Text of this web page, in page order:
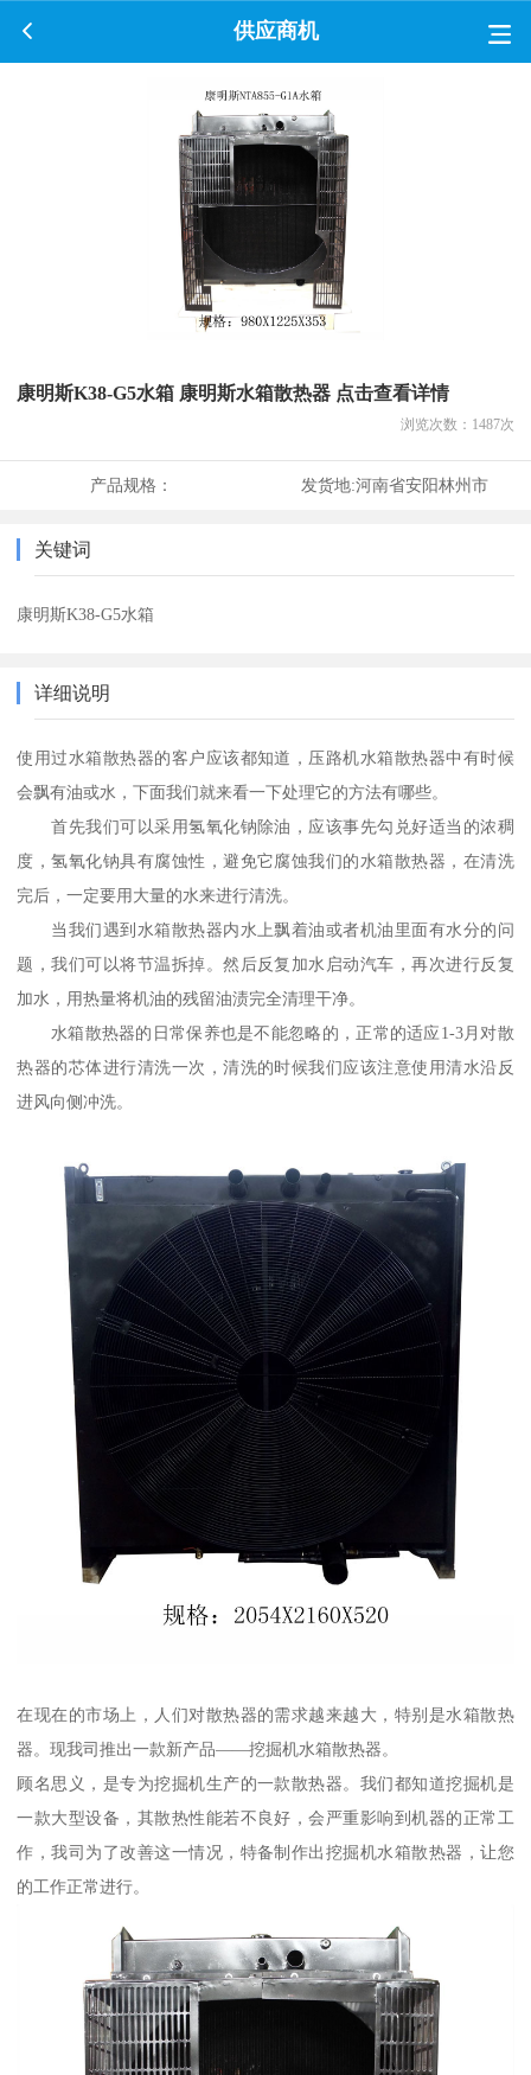
供应商机
康明斯K38-G5水箱 康明斯水箱散热器 点击查看详情
浏览次数： 1487次
产品规格： 发货地:河南省安阳林州市
关键词
康明斯K38-G5水箱
详细说明
使用过水箱散热器的客户应该都知道，压路机水箱散热器中有时候
会飘有油或水，下面我们就来看一下处理它的方法有哪些。
首先我们可以采用氢氧化钠除油，应该事先勾兑好适当的浓稠
度，氢氧化钠具有腐蚀性，避免它腐蚀我们的水箱散热器，在清洗
完后，一定要用大量的水来进行清洗。
当我们遇到水箱散热器内水上飘着油或者机油里面有水分的问
题，我们可以将节温拆掉。然后反复加水启动汽车，再次进行反复
加水，用热量将机油的残留油渍完全清理干净。
水箱散热器的日常保养也是不能忽略的，正常的适应1-3月对散
热器的芯体进行清洗一次，清洗的时候我们应该注意使用清水沿反
进风向侧冲洗。
在现在的市场上，人们对散热器的需求越来越大，特别是水箱散热
器。现我司推出一款新产品——挖掘机水箱散热器。
顾名思义，是专为挖掘机生产的一款散热器。我们都知道挖掘机是
一款大型设备，其散热性能若不良好，会严重影响到机器的正常工
作，我司为了改善这一情况，特备制作出挖掘机水箱散热器，让您
的工作正常进行。